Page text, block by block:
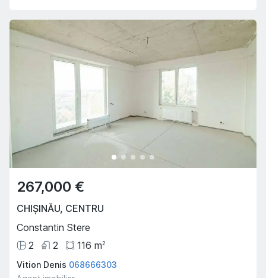
267,000 €
CHIȘINĂU, CENTRU
Constantin Stere
2
2 116 m2
Vition Denis 068666303